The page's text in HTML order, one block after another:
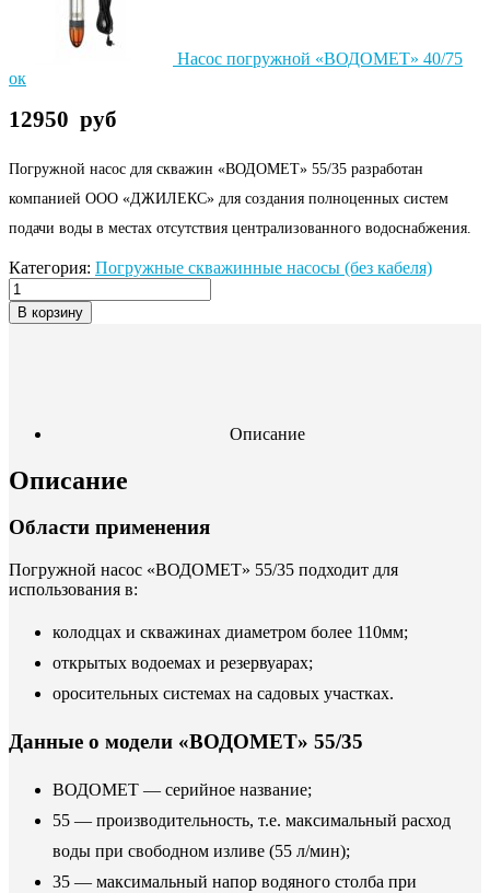
Насос погружной «ВОДОМЕТ» 40/75
ок
12950 руб
Погружной насос для скважин «ВОДОМЕТ» 55/35 разработан
компанией ООО «ДЖИЛЕКС» для создания полноценных систем
подачи воды в местах отсутствия централизованного водоснабжения.
Категория: Погружные скважинные насосы (без кабеля)
В корзину
Описание
Описание
Области применения
Погружной насос «ВОДОМЕТ» 55/35 подходит для
использования в:
колодцах и скважинах диаметром более 110мм;
открытых водоемах и резервуарах;
оросительных системах на садовых участках.
Данные о модели «ВОДОМЕТ» 55/35
ВОДОМЕТ — серийное название;
55 — производительность, т.е. максимальный расход
воды при свободном изливе (55 л/мин);
35 — максимальный напор водяного столба при